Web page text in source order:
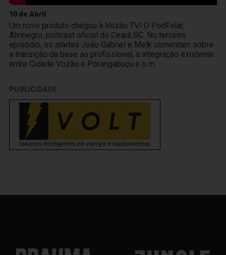
10 de Abril
Um novo produto chegou à Vozão TV! O PodFalar,
Alvinegro, podcast oficial do Ceará SC. No terceiro
episódio, os atletas João Gabriel e Melk comentam sobre
a transição da base ao profissional, a integração existente
entre Cidade Vozão e Porangabuçu e o m
PUBLICIDADE